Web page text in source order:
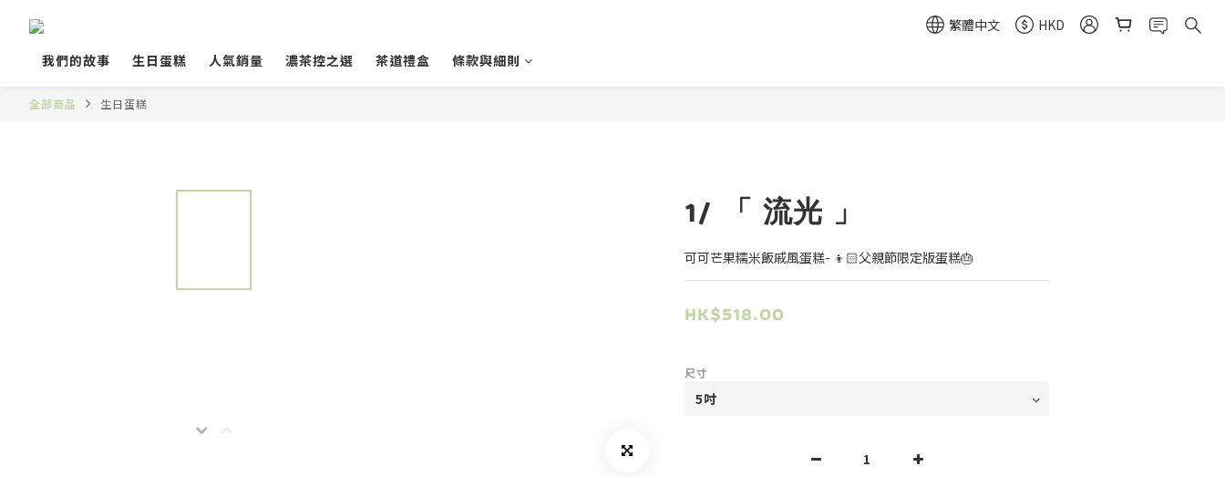
繁體中文
HKD
我們的故事
生日蛋糕 人氣銷量 濃茶控之選 茶道禮盒 條款與細則
全部商品 生日蛋糕
1/ 「 流光 」
可可芒果糯米飯戚風蛋糕- 👦🏻父親節限定版蛋糕🎂
HK$518.00
尺寸